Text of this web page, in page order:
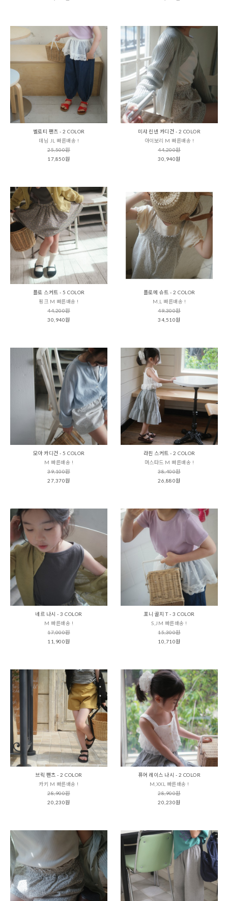
벨로티 팬츠 - 2 COLOR
데님 JL 빠른배송 !
25,500원
17,850원
미샤 린넨 카디건 - 2 COLOR
아이보리 M 빠른배송 !
44,200원
30,940원
플로 스커트 - 5 COLOR
핑크 M 빠른배송 !
44,200원
30,940원
플로에 슈트 - 2 COLOR
M,L 빠른배송 !
49,300원
34,510원
모아 카디건 - 5 COLOR
M 빠른배송 !
39,100원
27,370원
라핀 스커트 - 2 COLOR
머스타드 M 빠른배송 !
38,400원
26,880원
네르 나시 - 3 COLOR
M 빠른배송 !
17,000원
11,900원
포니 골지 T - 3 COLOR
S,JM 빠른배송 !
15,300원
10,710원
브릭 팬츠 - 2 COLOR
카키 M 빠른배송 !
28,900원
20,230원
퓨어 레이스 나시 - 2 COLOR
M,XXL 빠른배송 !
28,900원
20,230원